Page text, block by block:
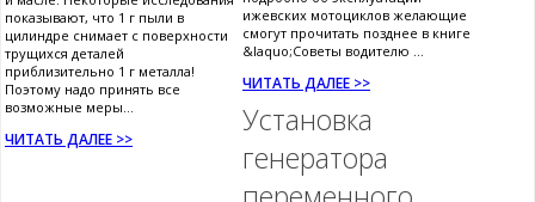
показывают, что 1 г пыли в
цилиндре снимает с поверхности
трущихся деталей
приблизительно 1 г металла!
Поэтому надо принять все
возможные меры...
ЧИТАТЬ ДАЛЕЕ >>
ижевских мотоциклов желающие
смогут прочитать позднее в книге
&laquo;Советы водителю ...
ЧИТАТЬ ДАЛЕЕ >>
Установка
генератора